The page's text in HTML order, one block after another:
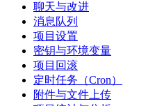
聊天与改进
消息队列
项目设置
密钥与环境变量
项目回滚
定时任务（Cron）
附件与文件上传